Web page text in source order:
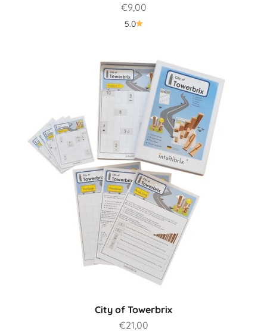
Prezzo scontato
€9,00
5.0
City of Towerbrix
Prezzo scontato
€21,00